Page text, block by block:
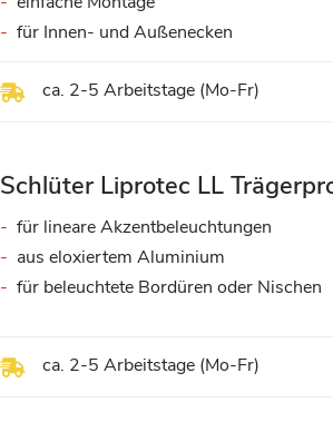
ca. 2-5 Arbeitstage (Mo-Fr)
für Innen- und Außenecken
Schlüter Liprotec LL
ca. 2-5 Arbeitstage (Mo-Fr)
für lineare Akzentbeleuchtungen
aus eloxiertem Aluminium
für beleuchtete Bordüren oder Nischen